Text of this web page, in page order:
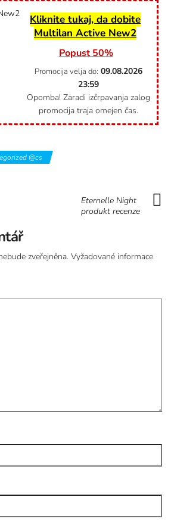
Kliknite tukaj, da dobite
Multilan Active New2
Popust 50%
Promocija velja do: 09.08.2026
23:59
Opomba! Zaradi izčrpavanja zalog
promocija traja omejen čas.
@cs
Eternelle Night
produkt recenze
zveřejněna. Vyžadované informace